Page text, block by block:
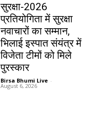
सुरक्षा-2026
प्रतियोगिता में सुरक्षा
नवाचारों का सम्मान,
भिलाई इस्पात संयंत्र में
विजेता टीमों को मिले
पुरस्कार
Birsa Bhumi Live -
August 6, 2026